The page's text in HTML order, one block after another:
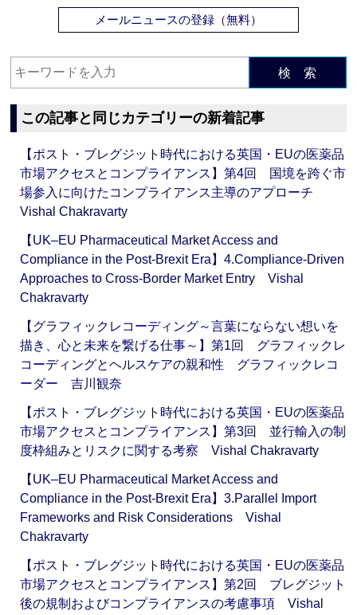
メールニュースの登録（無料）
検 索
この記事と同じカテゴリーの新着記事
【ポスト・ブレグジット時代における英国・EUの医薬品
市場アクセスとコンプライアンス】第4回 国境を跨ぐ市
場参入に向けたコンプライアンス主導のアプローチ
Vishal Chakravarty
【UK–EU Pharmaceutical Market Access and
Compliance in the Post-Brexit Era】4.Compliance-Driven
Approaches to Cross-Border Market Entry Vishal
Chakravarty
【グラフィックレコーディング～言葉にならない想いを
描き、心と未来を繋げる仕事～】第1回 グラフィックレ
コーディングとヘルスケアの親和性 グラフィックレコ
ーダー 吉川観奈
【ポスト・ブレグジット時代における英国・EUの医薬品
市場アクセスとコンプライアンス】第3回 並行輸入の制
度枠組みとリスクに関する考察 Vishal Chakravarty
【UK–EU Pharmaceutical Market Access and
Compliance in the Post-Brexit Era】3.Parallel Import
Frameworks and Risk Considerations Vishal
Chakravarty
【ポスト・ブレグジット時代における英国・EUの医薬品
市場アクセスとコンプライアンス】第2回 ブレグジット
後の規制およびコンプライアンスの考慮事項 Vishal